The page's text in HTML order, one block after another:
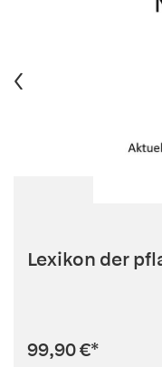
Lexikon der
99,90 €*